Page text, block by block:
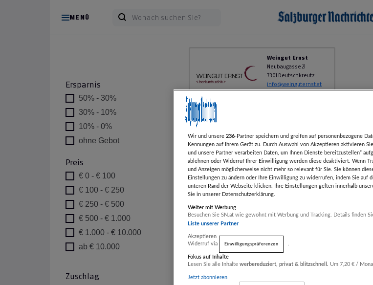
MENÜ
Ersparnis
50% - 30%
30% - 10%
10% - 0%
ohne Gebot
Preis
€ 0 - € 100
€ 100 - € 250
€ 250 - € 500
€ 500 - € 1.000
€ 1.000 - € 10.000
ab € 10.000
Zuschlag
Weingut Ernst
Neubaugasse 21
7301 Deutschkreutz
info@weinguternst.at
Karte
+
−
Wir und unsere 236-Partner speichern und greifen auf personenbezogene
Kennungen auf Ihrem Gerät zu. Durch Auswahl von Akzeptieren aktivieren
und unsere Partner verarbeiten Daten, um Ihnen Dienste bereitzustellen“
ablehnen oder Widerruf Ihrer Einwilligung werden diese deaktiviert. Wenn
und Anzeigen möglicherweise nicht mehr so relevant für Sie. Sie können
Einstellungen zu ändern oder Ihre Einwilligung zu widerrufen, indem Sie auf
unteren Rand der Webseite klicken. Ihre Einstellungen gelten innerhalb
Sie in unserer Datenschutzerklärung.
Weiter mit Werbung
Besuchen Sie SN.at wie gewohnt mit Werbung und Tracking. Details finden
Liste unserer Partner
Akzeptieren
Widerruf via
Einwilligungspräferenzen
Fokus auf Inhalte
Lesen Sie alle Inhalte werbereduziert, privat & blitzschnell. Um 7,20 € /
Jetzt abonnieren